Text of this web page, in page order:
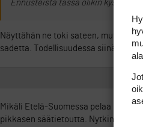
Ennusteista tässä olikin kyse.
Näyttähän ne toki sateen, mutta
sadetta. Todellisuudessa siinä ei
Mikäli Etelä-Suomessa pelaa niin
pikkasen säätietoutta. Nytkin